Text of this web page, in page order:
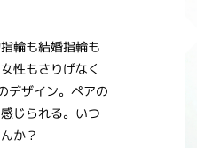
輪も結婚指輪も
性もさりげなく
デザイン。ペアの
じられる。いつ
か？